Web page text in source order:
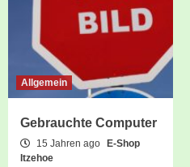
Allgemein
Gebrauchte Computer
15 Jahren ago
E-Shop
Itzehoe